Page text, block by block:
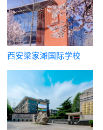
西安梁家滩国际学校